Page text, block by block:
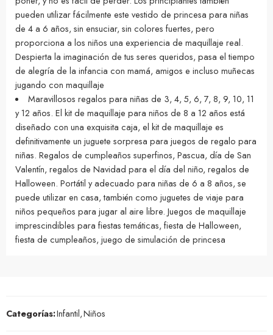
pueden utilizar fácilmente este vestido de princesa para niñas
de 4 a 6 años, sin ensuciar, sin colores fuertes, pero
proporciona a los niños una experiencia de maquillaje real.
Despierta la imaginación de tus seres queridos, pasa el tiempo
de alegría de la infancia con mamá, amigos e incluso muñecas
jugando con maquillaje
Maravillosos regalos para niñas de 3, 4, 5, 6, 7, 8, 9, 10, 11
y 12 años. El kit de maquillaje para niños de 8 a 12 años está
diseñado con una exquisita caja, el kit de maquillaje es
definitivamente un juguete sorpresa para juegos de regalo para
niñas. Regalos de cumpleaños superfinos, Pascua, día de San
Valentín, regalos de Navidad para el día del niño, regalos de
Halloween. Portátil y adecuado para niñas de 6 a 8 años, se
puede utilizar en casa, también como juguetes de viaje para
niños pequeños para jugar al aire libre. Juegos de maquillaje
imprescindibles para fiestas temáticas, fiesta de Halloween,
fiesta de cumpleaños, juego de simulación de princesa
Categorías:Infantil,Niños